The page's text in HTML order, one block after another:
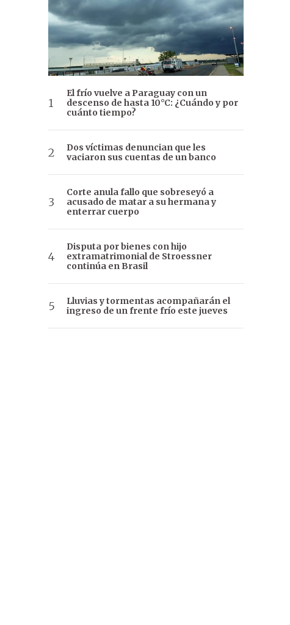
El frío vuelve a Paraguay con un
descenso de hasta 10°C: ¿Cuándo y por
cuánto tiempo?
Dos víctimas denuncian que les
vaciaron sus cuentas de un banco
Corte anula fallo que sobreseyó a
acusado de matar a su hermana y
enterrar cuerpo
Disputa por bienes con hijo
extramatrimonial de Stroessner
continúa en Brasil
Lluvias y tormentas acompañarán el
ingreso de un frente frío este jueves